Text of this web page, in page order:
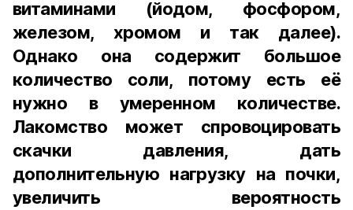
витаминами (йодом, фосфором,
железом, хромом и так далее).
Однако она содержит большое
количество соли, потому есть её
нужно в умеренном количестве.
Лакомство может спровоцировать
скачки давления, дать
дополнительную нагрузку на почки,
увеличить вероятность